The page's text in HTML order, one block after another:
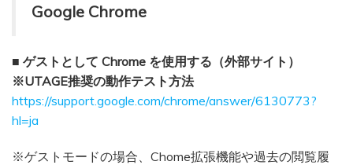
Google Chrome
■ ゲストとして Chrome を使用する（外部サイト）
※UTAGE推奨の動作テスト方法
https://support.google.com/chrome/answer/6130773?
hl=ja
※ゲストモードの場合、Chome拡張機能や過去の閲覧履